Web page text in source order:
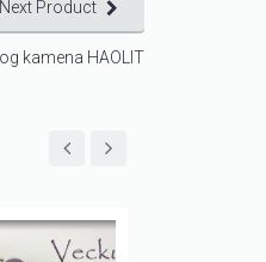
Next Product
kamena HAOLIT